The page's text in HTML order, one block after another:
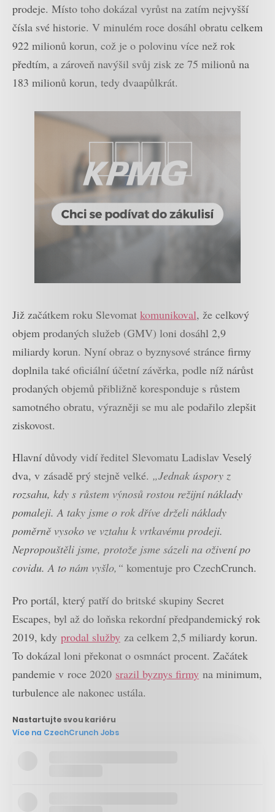
prodeje. Místo toho dokázal vyrůst na zatím nejvyšší
čísla své historie. V minulém roce dosáhl obratu celkem
922 milionů korun, což je o polovinu více než rok
předtím, a zároveň navýšil svůj zisk ze 75 milionů na
183 milionů korun, tedy dvaapůlkrát.
Již začátkem roku Slevomat komunikoval, že celkový
objem prodaných služeb (GMV) loni dosáhl 2,9
miliardy korun. Nyní obraz o byznysové stránce firmy
doplnila také oficiální účetní závěrka, podle níž nárůst
prodaných objemů přibližně koresponduje s růstem
samotného obratu, výrazněji se mu ale podařilo zlepšit
ziskovost.
Hlavní důvody vidí ředitel Slevomatu Ladislav Veselý
dva, v zásadě prý stejně velké. „Jednak úspory z
rozsahu, kdy s růstem výnosů rostou režijní náklady
pomaleji. A taky jsme o rok dříve drželi náklady
poměrně vysoko ve vztahu k vrtkavému prodeji.
Nepropouštěli jsme, protože jsme sázeli na oživení po
covidu. A to nám vyšlo,“ komentuje pro CzechCrunch.
Pro portál, který patří do britské skupiny Secret
Escapes, byl až do loňska rekordní předpandemický rok
2019, kdy prodal služby za celkem 2,5 miliardy korun.
To dokázal loni překonat o osmnáct procent. Začátek
pandemie v roce 2020 srazil byznys firmy na minimum,
turbulence ale nakonec ustála.
Nastartujte svou kariéru
Více na CzechCrunch Jobs